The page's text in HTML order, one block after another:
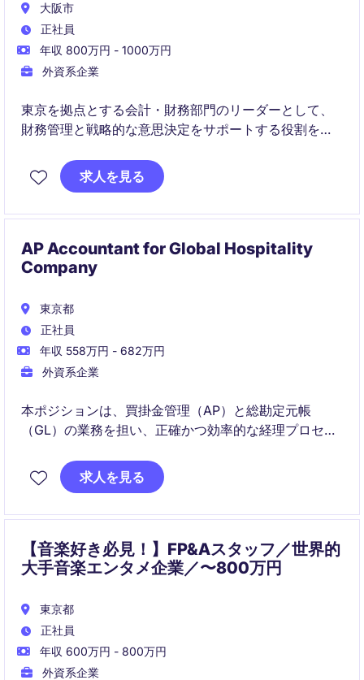
大阪市
正社員
年収 800万円 - 1000万円
外資系企業
東京を拠点とする会計・財務部門のリーダーとして、
財務管理と戦略的な意思決定をサポートする役割を担
レジャー、旅行 & 観光業界における財務運営の最適化
求人を見る
AP Accountant for Global Hospitality
Company
東京都
正社員
年収 558万円 - 682万円
外資系企業
本ポジションは、買掛金管理（AP）と総勘定元帳
（GL）の業務を担い、正確かつ効率的な経理プロセス
ィングなど、経理業務全般を横断的にサポートいただ
きます。
求人を見る
【音楽好き必見！】FP&Aスタッフ／世界的
大手音楽エンタメ企業／〜800万円
東京都
正社員
年収 600万円 - 800万円
外資系企業